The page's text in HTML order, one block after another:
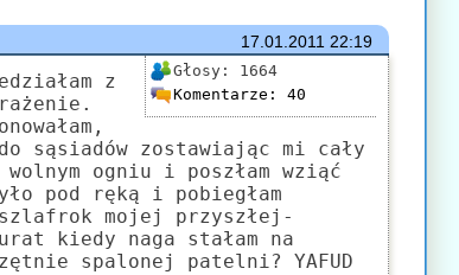
17.01.2011 22:19
Głosy: 1664
Komentarze: 40
z
sąsiadów zostawiając mi cały
ogniu i poszłam wziąć
pod ręką i pobiegłam
mojej przyszłej-
kiedy naga stałam na
spalonej patelni? YAFUD